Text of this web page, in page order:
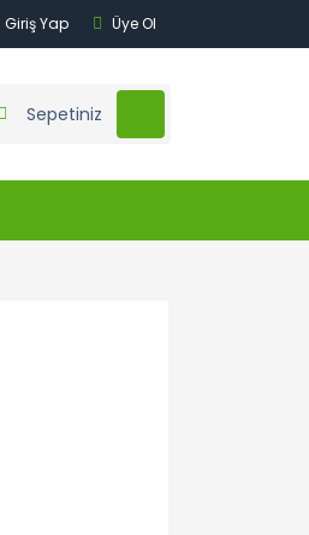
Giriş Yap Üye Ol
Sepetiniz